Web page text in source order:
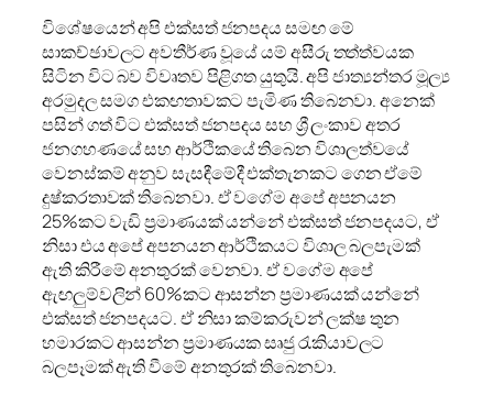
විශේෂයෙන් අපි එක්සත් ජනපදය සමඟ මේ
සාකච්ඡාවලට අවතීර්ණ වූයේ යම් අසීරු තත්ත්වයක
සිටින විට බව විවෘතව පිළිගත යුතුයි. අපි ජාත්‍යන්තර මූල්‍ය
අරමුදල සමග එකඟතාවකට පැමිණ තිබෙනවා. අනෙක්
පසින් ගත් විට එක්සත් ජනපදය සහ ශ්‍රී ලංකාව අතර
ජනගහණයේ සහ ආර්ථිකයේ තිබෙන විශාලත්වයේ
වෙනස්කම් අනුව සැසඳීමේදී එක්තැනකට ගෙන ඒමේ
දුෂ්කරතාවක් තිබෙනවා. ඒ වගේම අපේ අපනයන
25%කට වැඩි ප්‍රමාණයක් යන්නේ එක්සත් ජනපදයට, ඒ
නිසා එය අපේ අපනයන ආර්ථිකයට විශාල බලපැමක්
ඇති කිරීමේ අනතුරක් වෙනවා. ඒ වගේම අපේ
ඇඟලුම්වලින් 60%කට ආසන්න ප්‍රමාණයක් යන්නේ
එක්සත් ජනපදයට. ඒ නිසා කම්කරුවන් ලක්ෂ තුන
හමාරකට ආසන්න ප්‍රමාණයක සෘජු රැකියාවලට
බලපෑමක් ඇති වීමේ අනතුරක් තිබෙනවා.